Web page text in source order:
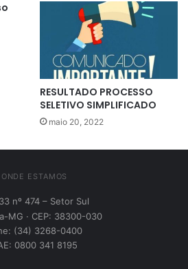
RESULTADO PROCESSO
SELETIVO SIMPLIFICADO
maio 20, 2022
ONDE ESTAMOS
nº 474 – Setor Sul
MG · CEP: 38300-030
(34) 3268-0400
0800 341 8195